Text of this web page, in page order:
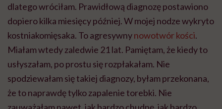
dlatego wróciłam. Prawidłową diagnozę postawiono
dopiero kilka miesięcy później. W mojej nodze wykryto
kostniakomięsaka. To agresywnynowotwór kości.
Miałam wtedy zaledwie 21 lat. Pamiętam, że kiedy to
usłyszałam, po prostu się rozpłakałam. Nie
spodziewałam się takiej diagnozy, byłam przekonana,
że to naprawdę tylko zapalenie torebki. Nie
zauważałam nawet, jak bardzo chudnę, jak bardzo